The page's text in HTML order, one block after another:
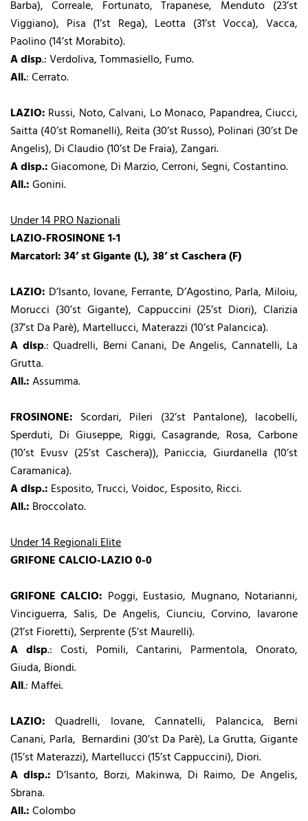
Barba), Correale, Fortunato, Trapanese, Menduto (23’st
Viggiano), Pisa (1’st Rega), Leotta (31’st Vocca), Vacca,
Paolino (14’st Morabito).
A disp.: Verdoliva, Tommasiello, Fumo.
All.: Cerrato.
LAZIO: Russi, Noto, Calvani, Lo Monaco, Papandrea, Ciucci,
Saitta (40’st Romanelli), Reita (30’st Russo), Polinari (30’st De
Angelis), Di Claudio (10’st De Fraia), Zangari.
A disp.:Giacomone, Di Marzio, Cerroni, Segni, Costantino.
All.:Gonini.
Under 14 PRO Nazionali
LAZIO-FROSINONE 1-1
Marcatori:34’ st Gigante (L), 38’ st Caschera (F)
LAZIO: D’Isanto, Iovane, Ferrante, D’Agostino, Parla, Miloiu,
Morucci (30’st Gigante), Cappuccini (25’st Diori), Clarizia
(37’st Da Parè), Martellucci, Materazzi (10’st Palancica).
A disp.: Quadrelli, Berni Canani, De Angelis, Cannatelli, La
Grutta.
All.:Assumma.
FROSINONE: Scordari, Pileri (32’st Pantalone), Iacobelli,
Sperduti, Di Giuseppe, Riggi, Casagrande, Rosa, Carbone
(10’st Evusv (25’st Caschera)), Paniccia, Giurdanella (10’st
Caramanica).
A disp.: Esposito, Trucci, Voidoc, Esposito, Ricci.
All.: Broccolato.
Under 14 Regionali Elite
GRIFONE CALCIO-LAZIO 0-0
GRIFONE CALCIO: Poggi, Eustasio, Mugnano, Notarianni,
Vinciguerra, Salis, De Angelis, Ciunciu, Corvino, Iavarone
(21’st Fioretti), Serprente (5’st Maurelli).
A disp.: Costi, Pomili, Cantarini, Parmentola, Onorato,
Giuda, Biondi.
All.: Maffei.
LAZIO:Quadrelli, Iovane, Cannatelli, Palancica, Berni
Canani, Parla, Bernardini (30’st Da Parè), La Grutta, Gigante
(15’st Materazzi), Martellucci (15’st Cappuccini), Diori.
A disp.: D’Isanto, Borzi, Makinwa, Di Raimo, De Angelis,
Sbrana.
All.:Colombo